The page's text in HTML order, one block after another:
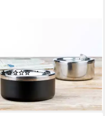
Maße: ca. 12 x 5cm
(1)
4,75 €
lieferbar - in 8-10 Werktagen bei
dir